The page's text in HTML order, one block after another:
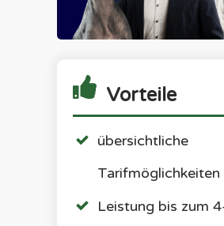
Vorteile
übersichtliche
Tarifmöglichkeiten
Leistung bis zum